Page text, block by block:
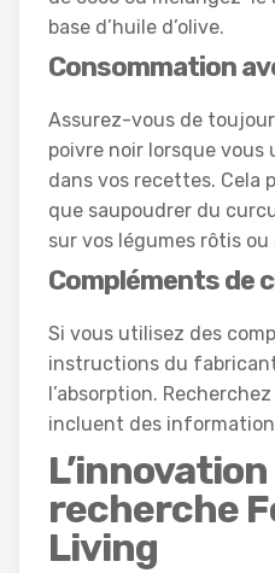
base d’huile d’olive.
Consommation
Assurez-vous de
poivre noir lorsque
dans vos recettes. Cela
que saupoudrer du
sur vos légumes rôtis ou
Compléments de
Si vous utilisez des
instructions du
l’absorption.
incluent des
recherche
Living